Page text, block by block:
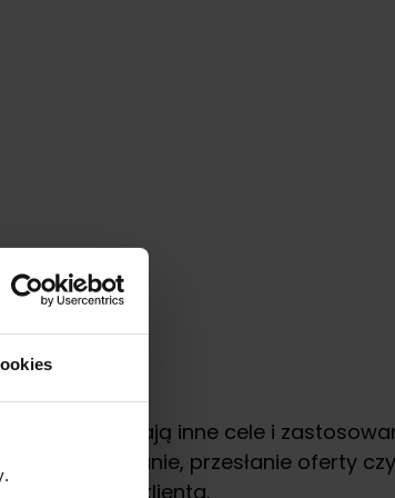
które mają inne cele i
spotkanie, przesłanie oferty
decyzji klienta.